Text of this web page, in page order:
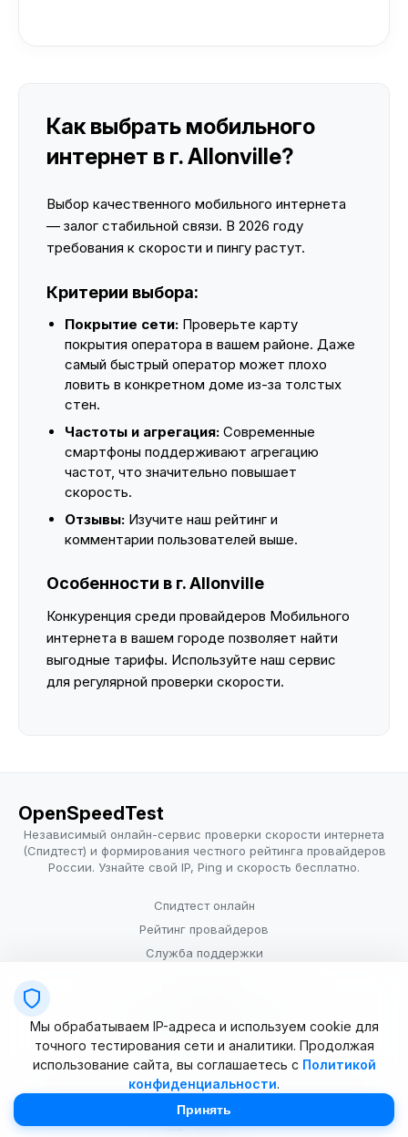
Как выбрать мобильного
интернет в г. Allonville?
Выбор качественного мобильного интернета
— залог стабильной связи. В 2026 году
требования к скорости и пингу растут.
Критерии выбора:
Покрытие сети: Проверьте карту
покрытия оператора в вашем районе. Даже
самый быстрый оператор может плохо
ловить в конкретном доме из-за толстых
стен.
Частоты и агрегация: Современные
смартфоны поддерживают агрегацию
частот, что значительно повышает
скорость.
Отзывы: Изучите наш рейтинг и
комментарии пользователей выше.
Особенности в г. Allonville
Конкуренция среди провайдеров Мобильного
интернета в вашем городе позволяет найти
выгодные тарифы. Используйте наш сервис
для регулярной проверки скорости.
OpenSpeedTest
Независимый онлайн-сервис проверки скорости интернета
(Спидтест) и формирования честного рейтинга провайдеров
России. Узнайте свой IP, Ping и скорость бесплатно.
Спидтест онлайн
Рейтинг провайдеров
Служба поддержки
Условия использования
© 2025–2026 OpenSpeedTest (ИП Долматова В.В.). Все права
Мы обрабатываем IP-адреса и используем cookie для
точного тестирования сети и аналитики. Продолжая
использование сайта, вы соглашаетесь с Политикой
конфиденциальности.
Принять